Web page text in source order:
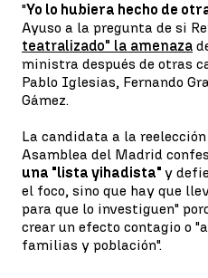
"Yo lo hubiera hecho de
Ayuso a la pregunta de si
teatralizado" la amenaza
ministra después de otras
Pablo Iglesias, Fernando
Gámez.
La candidata a la
Asamblea del Madrid
una "lista yihadista" y
el foco, sino que hay que
para que lo investiguen"
crear un efecto contagio o
familias y población".